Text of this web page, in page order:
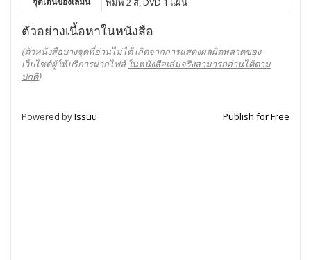
ตัวอย่างเนื้อหาในหนังสือ
(ตัวหนังสือบางจุดที่อ่านไม่ได้ เกิดจากการแสดงผลผิดพลาดของ
เว็บไซต์ผู้ให้บริการฝากไฟล์ ในหนังสือเล่มจริงสามารถอ่านได้ตาม
ปกติ)
Powered byIssuu Publish for Free